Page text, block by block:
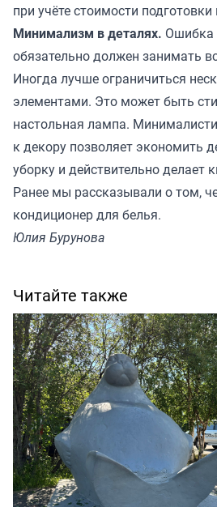
при учёте стоимости подготовки
Минимализм в деталях. Ошибка
обязательно должен занимать
Иногда лучше ограничиться
элементами. Это может быть
настольная лампа.
к декору позволяет экономить
уборку и действительно делает
Ранее мы рассказывали о том,
кондиционер для белья.
Юлия Бурунова
Читайте также